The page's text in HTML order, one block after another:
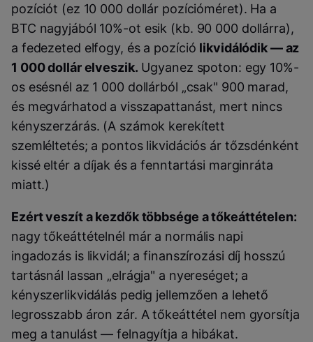
pozíciót (ez 10 000 dollár pozícióméret). Ha a
BTC nagyjából 10%-ot esik (kb. 90 000 dollárra),
a fedezeted elfogy, és a pozíció likvidálódik — az
1 000 dollár elveszik. Ugyanez spoton: egy 10%-
os esésnél az 1 000 dollárból „csak" 900 marad,
és megvárhatod a visszapattanást, mert nincs
kényszerzárás. (A számok kerekített
szemléltetés; a pontos likvidációs ár tőzsdénként
kissé eltér a díjak és a fenntartási marginráta
miatt.)
Ezért veszít a kezdők többsége a tőkeáttételen:
nagy tőkeáttételnél már a normális napi
ingadozás is likvidál; a finanszírozási díj hosszú
tartásnál lassan „elrágja" a nyereséget; a
kényszerlikvidálás pedig jellemzően a lehető
legrosszabb áron zár. A tőkeáttétel nem gyorsítja
meg a tanulást — felnagyítja a hibákat.